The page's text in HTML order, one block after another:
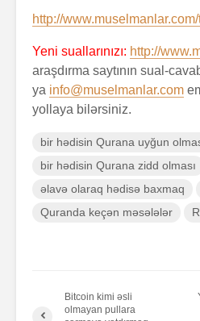
http://
Yeni suallarınızı: http://
araşdırma saytının sual-
ya info@muselmanlar.com
yollaya bilərsiniz.
bir hədisin Qurana uyğun
bir hədisin Qurana zidd olması
əlavə olaraq hədisə baxmaq
Quranda keçən məsələlər
Bitcoin kimi əsli
olmayan pullara